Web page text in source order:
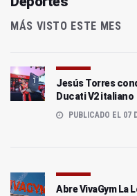
MÁS VISTO ESTE MES
Jesús Torres
Ducati V2 italiano
PUBLICADO EL 07
Abre VivaGym La